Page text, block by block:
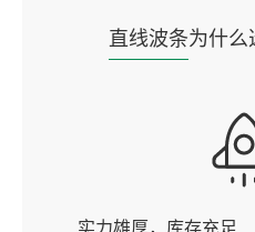
直线波条为什么
实力雄厚，库存充足